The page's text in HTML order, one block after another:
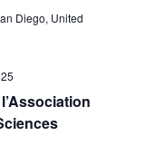
Diego, United